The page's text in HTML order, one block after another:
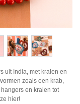
uit India, met kralen en
zoals een krab,
en kralen tot
hier!